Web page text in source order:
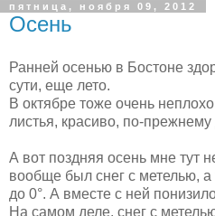
пятница, ноября 09, 2012
Осень
Ранней осенью в Бостоне
сути, еще лето.
В октябре тоже очень
листья, красиво, по-прежнему
А вот поздняя осень мне тут
вообще был снег с метелью, а
до 0°. А вместе с ней
На самом деле, снег с